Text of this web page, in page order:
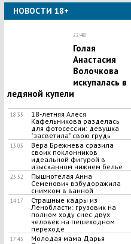
НОВОСТИ 18+
22:48
Голая
Анастасия
Волочкова
искупалась в
ледяной купели
18:35
18-летняя Алеся
Кафельникова разделась
для фотосессии: девушка
"засветила" свою грудь
13:03
Вера Брежнева сразила
своих поклонников
идеальной фигурой в
изысканном нижнем белье
23:52
Пышнотелая Анна
Семенович взбудоражила
снимком в ванной
14:17
Страшные кадры из
Ленобласти: грузовик на
полном ходу снес двух
человек на пешеходном
переходе
17:43
Молодая мама Дарья